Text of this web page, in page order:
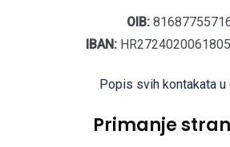
OIB:
IBAN:
Popis svih kontakata u
Primanje